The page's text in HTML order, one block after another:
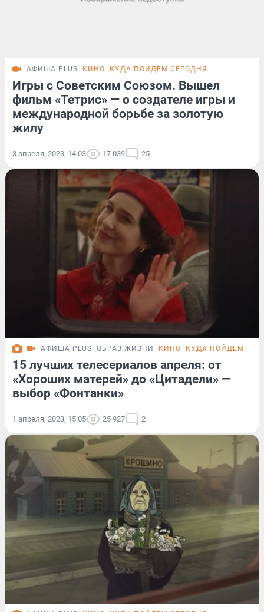
АФИША PLUS КИНО КУДА ПОЙДЕМ СЕГОДНЯ
Игры с Советским Союзом. Вышел
фильм «Тетрис» — о создателе игры и
международной борьбе за золотую
жилу
3 апреля, 2023, 14:03 17 039 25
АФИША PLUS ОБРАЗ ЖИЗНИ КИНО КУДА ПОЙДЕМ
15 лучших телесериалов апреля: от
«Хороших матерей» до «Цитадели» —
выбор «Фонтанки»
1 апреля, 2023, 15:05 25 927 2